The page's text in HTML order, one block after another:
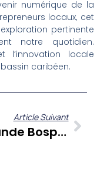
numérique de la
locaux, cet
pertinente
notre quotidien.
l’innovation locale
caribéen.
Article Suivant
Rolande Bospohre Dévoile ‘Kouté Sa’ : Un Appel Puissant À L’écoute De Nos Racines